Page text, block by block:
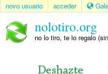
novo usuario acceder
nolotiro.org
no lo tiro, te lo regalo